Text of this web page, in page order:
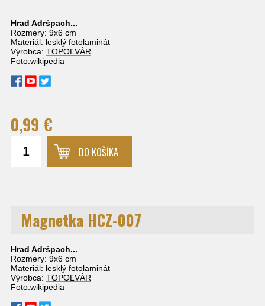
Hrad Adršpach...
Rozmery: 9x6 cm
Materiál: lesklý fotolaminát
Výrobca: TOPOĽVÁR
Foto:wikipedia
0,99 €
DO KOŠÍKA
Magnetka HCZ-007
Hrad Adršpach...
Rozmery: 9x6 cm
Materiál: lesklý fotolaminát
Výrobca: TOPOĽVÁR
Foto:wikipedia